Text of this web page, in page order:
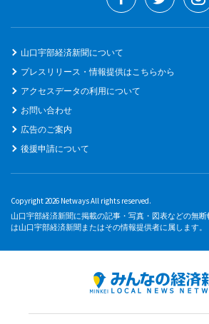
山口宇部経済新聞について
プレスリリース・情報提供はこちらから
アクセスデータの利用について
お問い合わせ
広告のご案内
後援申請について
Copyright 2026 Netways All rights reserved.
山口宇部経済新聞に掲載の記事・写真・図表などの無
は山口宇部経済新聞またはその情報提供者に属します。